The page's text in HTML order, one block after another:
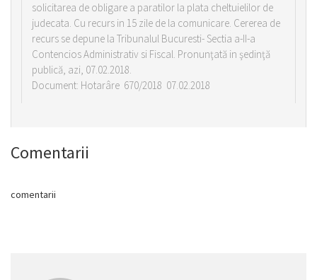
solicitarea de obligare a paratilor la plata cheltuielilor de
judecata. Cu recurs in 15 zile de la comunicare. Cererea de
recurs se depune la Tribunalul Bucuresti- Sectia a-II-a
Contencios Administrativ si Fiscal. Pronunţată in şedinţă
publică, azi, 07.02.2018.
Document: Hotarâre 670/2018 07.02.2018
Comentarii
comentarii